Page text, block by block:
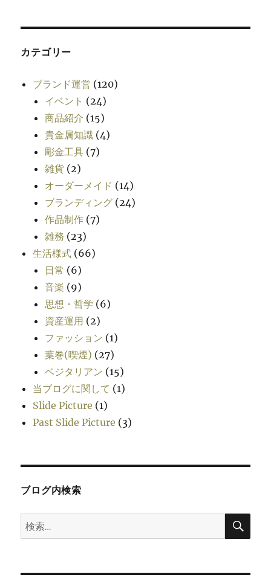
カテゴリー
ブランド運営 (120)
イベント (24)
商品紹介 (15)
貴金属知識 (4)
彫金工具 (7)
雑貨 (2)
オーダーメイド (14)
ブランディング (24)
作品制作 (7)
雑務 (23)
生活様式 (66)
日常 (6)
音楽 (9)
思想・哲学 (6)
資産運用 (2)
ファッション (1)
葉巻(喫煙) (27)
ベジタリアン (15)
当ブログに関して (1)
Slide Picture (1)
Past Slide Picture (3)
ブログ内検索
検
索:
検